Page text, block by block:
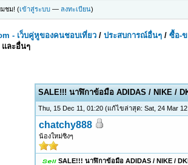
ชม! (เข้าสู่ระบบ — ลงทะเบียน)
- เว็บคู่หูของคนชอบเที่ยว /ประสบการณ์อื่นๆ /ซื้อ-ข
และอื่นๆ
SALE!!! นาฬิกาข้อมือ ADIDAS / NIKE /
Thu, 15 Dec 11, 01:20(แก้ไขล่าสุด: Sat, 24 Mar
chatchy888
น้องใหม่ซิงๆ
SALE!!! นาฬิกาข้อมือ ADIDAS / NIKE /